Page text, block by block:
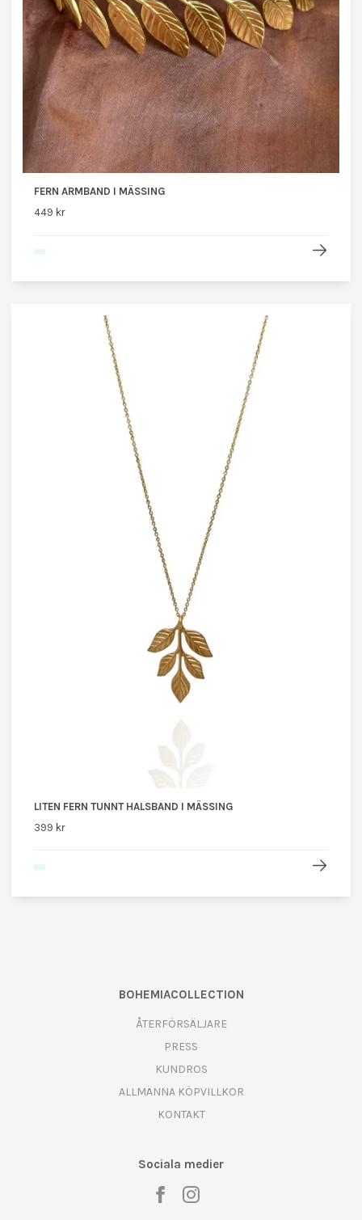
FERN ARMBAND I MÄSSING
449 kr
LITEN FERN TUNNT HALSBAND I MÄSSING
399 kr
BOHEMIACOLLECTION
ÅTERFÖRSÄLJARE
PRESS
KUNDROS
ALLMÄNNA KÖPVILLKOR
KONTAKT
Sociala medier